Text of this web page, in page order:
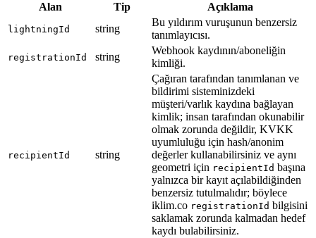
Alan Tip Açıklama
lightningId string
Bu yıldırım vuruşunun benzersiz
tanımlayıcısı.
registrationId string
Webhook kaydının/aboneliğin
kimliği.
recipientId string
Çağıran tarafından tanımlanan ve
bildirimi sisteminizdeki
müşteri/varlık kaydına bağlayan
kimlik; insan tarafından okunabilir
olmak zorunda değildir, KVKK
uyumluluğu için hash/anonim
değerler kullanabilirsiniz ve aynı
geometri için recipientId başına
yalnızca bir kayıt açılabildiğinden
benzersiz tutulmalıdır; böylece
iklim.co registrationId bilgisini
saklamak zorunda kalmadan hedef
kaydı bulabilirsiniz.